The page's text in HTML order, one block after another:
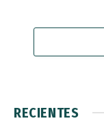
RECIENTES